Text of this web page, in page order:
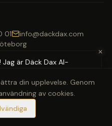
01
info@dackdax.com
förbehållna.
VisaMastercard
✕
Jag är Däck Dax AI-
pris eller bokning?
din upplevelse. Genom
av cookies.